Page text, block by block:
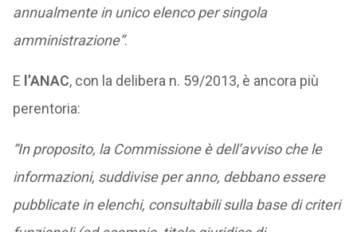
annualmente in unico elenco per singola
amministrazione”.
E l’ANAC, con la delibera n. 59/2013, è ancora più
perentoria:
“In proposito, la Commissione è dell’avviso che le
informazioni, suddivise per anno, debbano essere
pubblicate in elenchi, consultabili sulla base di criteri